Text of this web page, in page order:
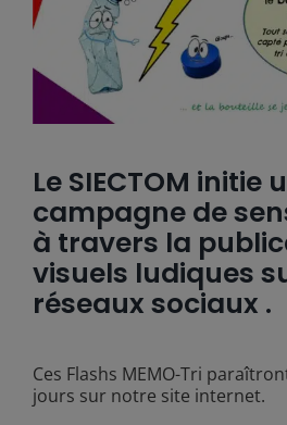
Le SIECTOM initie
campagne de
à travers la
visuels ludiques
réseaux sociaux .
Ces Flashs MEMO-Tri
jours sur notre site internet.